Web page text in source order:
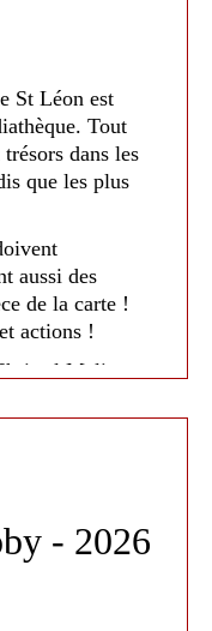
St Léon est
Tout
dans les
que les plus
aussi des
de la carte !
actions !
Malivert
ils ont quand
- 2026